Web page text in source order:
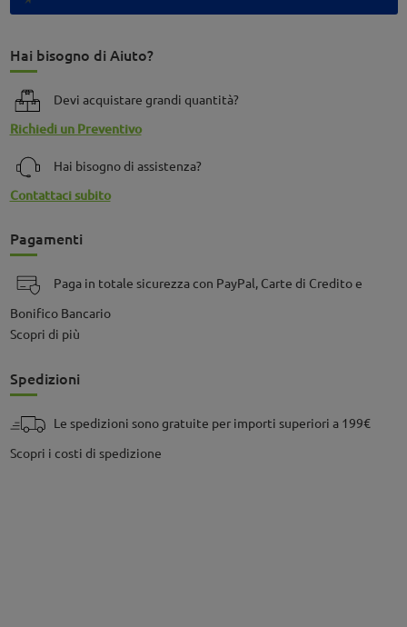
Hai bisogno di Aiuto?
Devi acquistare grandi quantità?
Richiedi un Preventivo
Hai bisogno di assistenza?
Contattaci subito
Pagamenti
Paga in totale sicurezza con PayPal, Carte di Credito e
Bonifico Bancario
Scopri di più
Spedizioni
Le spedizioni sono gratuite per importi superiori a 199€
Scopri i costi di spedizione